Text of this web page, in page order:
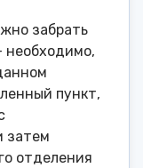
забрать
необходимо,
пункт,
затем
отделения